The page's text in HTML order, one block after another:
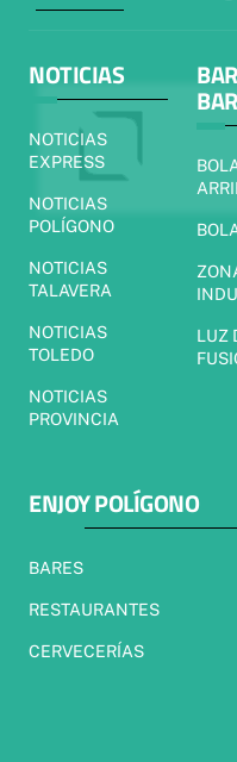
NOTICIAS
NOTICIAS
EXPRESS
NOTICIAS
POLÍGONO
NOTICIAS
TALAVERA
NOTICIAS
TOLEDO
NOTICIAS
PROVINCIA
LUZ
ENJOY POLÍGONO
BARES
RESTAURANTES
CERVECERÍAS